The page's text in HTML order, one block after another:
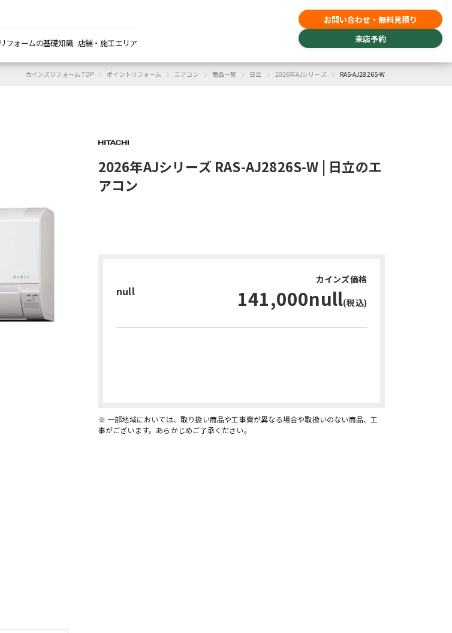
リフォームの基礎知識 店舗・施工エリア
お問い合わせ・無料見積り
来店予約
カインズリフォーム TOP › ポイントリフォーム › エアコン › 商品一覧 › 日立 › 2026年AJシリーズ › RAS-AJ2826S-W
2026年AJシリーズ RAS-AJ2826S-W | 日立のエ
アコン
null
カインズ価格
141,000null(税込)
※ 一部地域においては、取り扱い商品や工事費が異なる場合や取扱いのない商品、工
事がございます。あらかじめご了承ください。